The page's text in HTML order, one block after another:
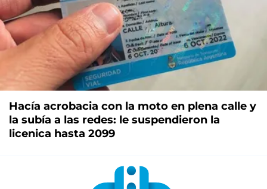
Hacía acrobacia con la moto en plena calle y
la subía a las redes: le suspendieron la
licenica hasta 2099